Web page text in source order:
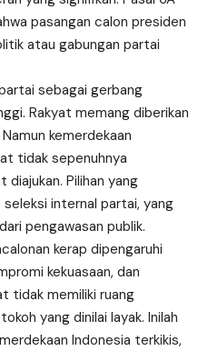
pasangan calon presiden
atau gabungan partai
sebagai gerbang
Rakyat memang diberikan
kemerdekaan
tidak sepenuhnya
Pilihan yang
internal partai, yang
pengawasan publik.
kerap dipengaruhi
kekuasaan, dan
tidak memiliki ruang
yang dinilai layak. Inilah
Indonesia terkikis,